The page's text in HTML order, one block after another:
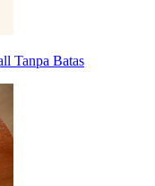
Tanpa Batas